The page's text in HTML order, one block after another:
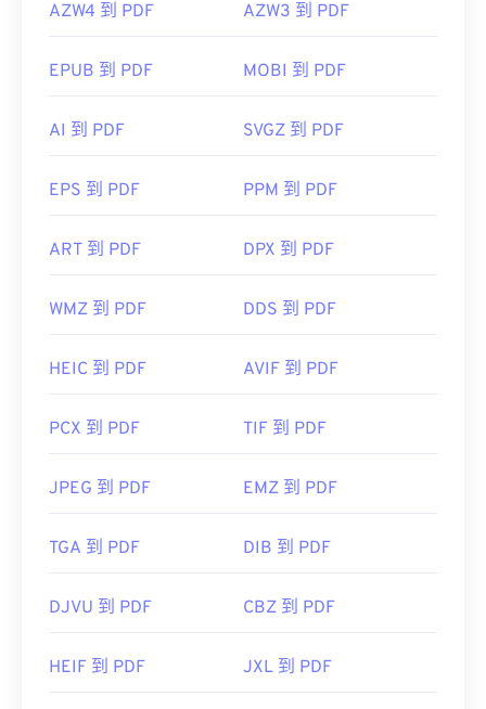
AZW4 到 PDF AZW3 到 PDF
EPUB 到 PDF MOBI 到 PDF
AI 到 PDF SVGZ 到 PDF
EPS 到 PDF PPM 到 PDF
ART 到 PDF DPX 到 PDF
WMZ 到 PDF DDS 到 PDF
HEIC 到 PDF AVIF 到 PDF
PCX 到 PDF TIF 到 PDF
JPEG 到 PDF EMZ 到 PDF
TGA 到 PDF DIB 到 PDF
DJVU 到 PDF CBZ 到 PDF
HEIF 到 PDF JXL 到 PDF